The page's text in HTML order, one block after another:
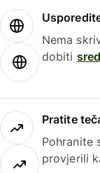
Nema
dobiti
Pratite
Pohranite
provjerili